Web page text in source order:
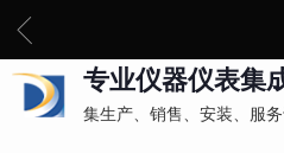
专业仪器仪表集
集生产、销售、安装、服